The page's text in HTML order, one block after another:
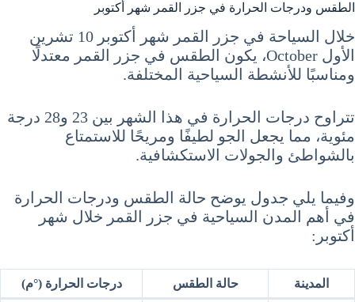
الطقس ودرجات الحرارة في جزر القمر شهر أكتوبر
خلال السياحة في جزر القمر شهر أكتوبر 10 تشرين
الأول October، يكون الطقس في جزر القمر معتدلًا
ومناسبًا للأنشطة السياحية المختلفة.
تتراوح درجات الحرارة في هذا الشهر بين 23 و28 درجة
مئوية، مما يجعل الجو لطيفًا ومريحًا للاستمتاع
بالشواطئ والجولات الاستكشافية.
وفيما يلي جدول يوضح حالة الطقس ودرجات الحرارة
في أهم المدن السياحية في جزر القمر خلال شهر
أكتوبر:
المدينة حالة الطقس درجات الحرارة (°م)